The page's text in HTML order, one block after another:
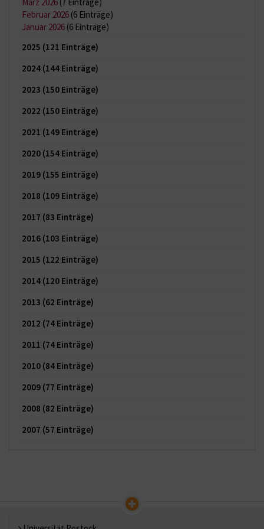
Februar 2026 (6 Einträge)
Januar 2026 (6 Einträge)
2025 (121 Einträge)
2024 (144 Einträge)
2023 (150 Einträge)
2022 (150 Einträge)
2021 (149 Einträge)
2020 (154 Einträge)
2019 (155 Einträge)
2018 (109 Einträge)
2017 (83 Einträge)
2016 (103 Einträge)
2015 (122 Einträge)
2014 (120 Einträge)
2013 (62 Einträge)
2012 (74 Einträge)
2011 (74 Einträge)
2010 (84 Einträge)
2009 (77 Einträge)
2008 (82 Einträge)
2007 (57 Einträge)